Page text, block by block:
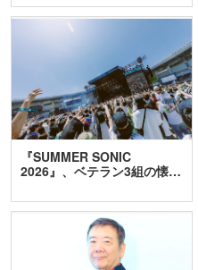
『SUMMER SONIC
2026』、ベテラン3組の懐…